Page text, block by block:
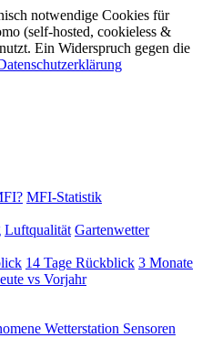
notwendige Cookies für
(self-hosted, cookieless &
Ein Widerspruch gegen die
MFI-Statistik
Luftqualität Gartenwetter
14 Tage Rückblick 3 Monate
vs Vorjahr
Wetterstation Sensoren